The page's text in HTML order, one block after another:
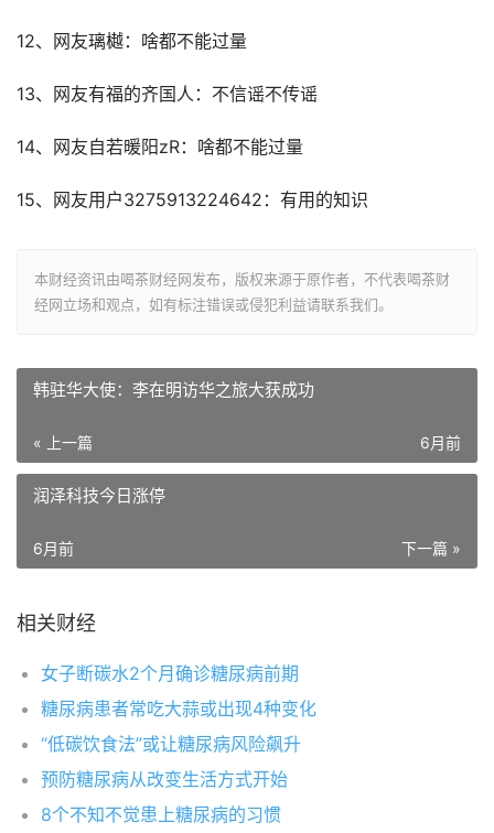
12、网友璃樾：啥都不能过量
13、网友有福的齐国人：不信谣不传谣
14、网友自若暖阳zR：啥都不能过量
15、网友用户3275913224642：有用的知识
本财经资讯由喝茶财经网发布，版权来源于原作者，不代表喝茶财
经网立场和观点，如有标注错误或侵犯利益请联系我们。
韩驻华大使：李在明访华之旅大获成功
« 上一篇 6月前
润泽科技今日涨停
下一篇 »
6月前
相关财经
女子断碳水2个月确诊糖尿病前期
糖尿病患者常吃大蒜或出现4种变化
“低碳饮食法”或让糖尿病风险飙升
预防糖尿病从改变生活方式开始
8个不知不觉患上糖尿病的习惯